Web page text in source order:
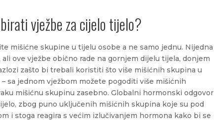
vježbe za cijelo tijelo?
mišićne skupine u tijelu osobe a ne samo jednu. Nijedna
ove vježbe obično rade na gornjem dijelu tijela, donjem
zašto bi trebali koristiti što više mišićnih skupina u
sa jednom vježbom možete pogoditi više mišićnih
mišićnu skupinu zasebno. Globalni hormonski odgovor
zbog puno uključenih mišićnih skupina koje su pod
i stoga reagira s većim izlučivanjem hormona kako bi se